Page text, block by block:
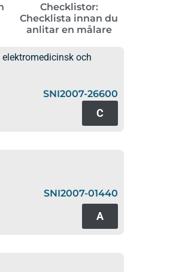
Checklistor:
Checklista innan du
anlitar en målare
och
SNI2007-26600
C
SNI2007-01440
A